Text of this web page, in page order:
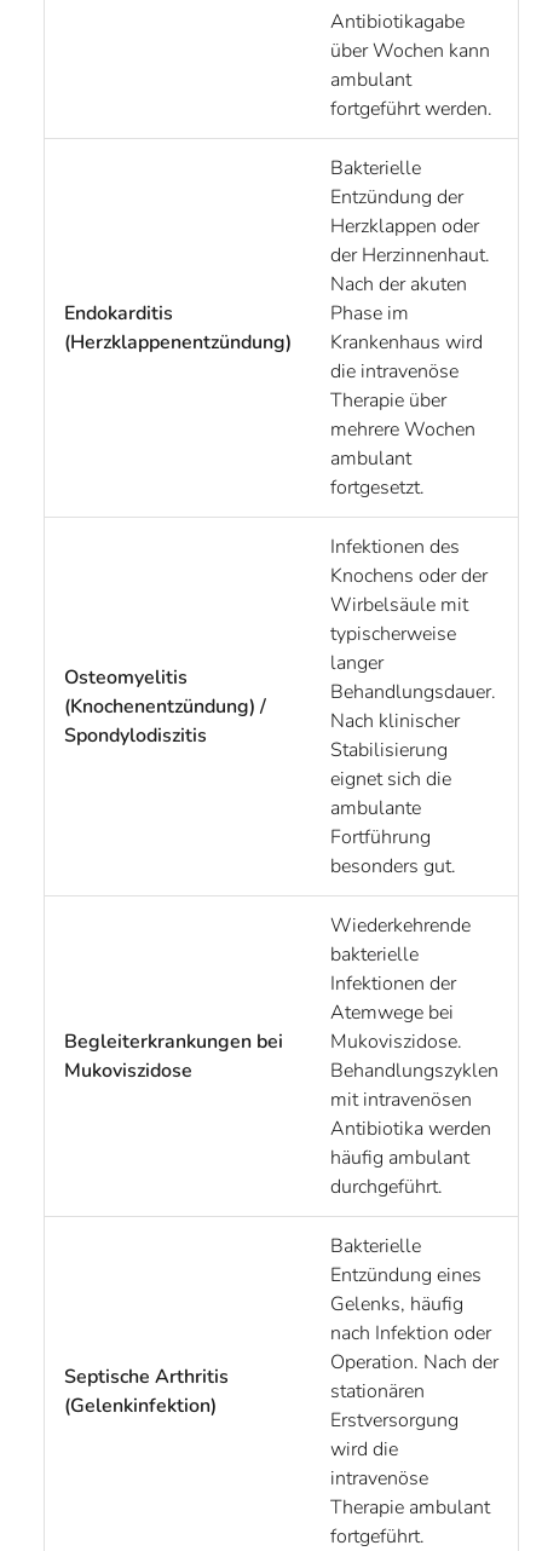
Antibiotikagabe
über Wochen kann
ambulant
fortgeführt werden.
Endokarditis
(Herzklappenentzündung)
Bakterielle
Entzündung der
Herzklappen oder
der Herzinnenhaut.
Nach der akuten
Phase im
Krankenhaus wird
die intravenöse
Therapie über
mehrere Wochen
ambulant
fortgesetzt.
Osteomyelitis
(Knochenentzündung) /
Spondylodiszitis
Infektionen des
Knochens oder der
Wirbelsäule mit
typischerweise
langer
Behandlungsdauer.
Nach klinischer
Stabilisierung
eignet sich die
ambulante
Fortführung
besonders gut.
Begleiterkrankungen bei
Mukoviszidose
Wiederkehrende
bakterielle
Infektionen der
Atemwege bei
Mukoviszidose.
Behandlungszyklen
mit intravenösen
Antibiotika werden
häufig ambulant
durchgeführt.
Septische Arthritis
(Gelenkinfektion)
Bakterielle
Entzündung eines
Gelenks, häufig
nach Infektion oder
Operation. Nach der
stationären
Erstversorgung
wird die
intravenöse
Therapie ambulant
fortgeführt.